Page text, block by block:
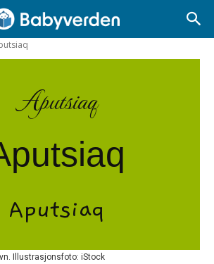
Aputsiaq
Aputsiaq
Illustrasjonsfoto: iStock